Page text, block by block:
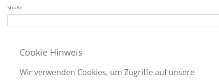
Straße
Cookie Hinweis
Wir verwenden Cookies, um Zugriffe auf unsere